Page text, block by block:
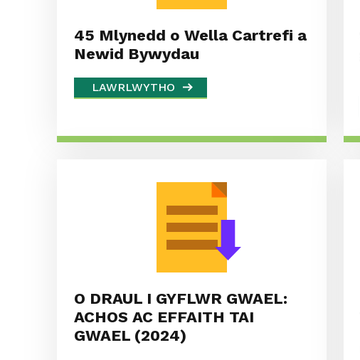
45 Mlynedd o Wella Cartrefi a
Newid Bywydau
LAWRLWYTHO
O DRAUL I GYFLWR GWAEL:
ACHOS AC EFFAITH TAI
GWAEL (2024)